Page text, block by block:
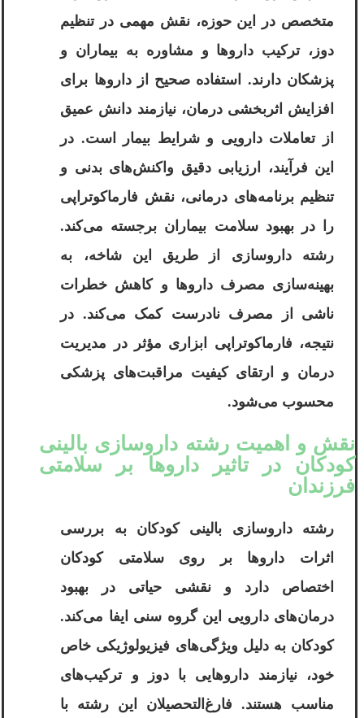
متخصص در این حوزه، نقش مهمی در تنظیم
دوز، ترکیب داروها و مشاوره به بیماران و
پزشکان دارند. استفاده صحیح از داروها برای
افزایش اثربخشی درمان، نیازمند دانش عمیق
از تعاملات دارویی و شرایط بیمار است. در
این فرآیند، ارزیابی دقیق واکنش‌های بدنی و
تنظیم برنامه‌های درمانی، نقش فارماکوتراپی
را در بهبود سلامت بیماران برجسته می‌کند.
رشته داروسازی از طریق این شاخه، به
بهینه‌سازی مصرف داروها و کاهش خطرات
ناشی از مصرف نادرست کمک می‌کند. در
نتیجه، فارماکوتراپی ابزاری مؤثر در مدیریت
درمان و ارتقای کیفیت مراقبت‌های پزشکی
محسوب می‌شود.
نقش و اهمیت رشته داروسازی بالینی
کودکان در تاثیر داروها بر سلامتی
فرزندان
رشته داروسازی بالینی کودکان به بررسی
اثرات داروها بر روی سلامتی کودکان
اختصاص دارد و نقشی حیاتی در بهبود
درمان‌های دارویی این گروه سنی ایفا می‌کند.
کودکان به دلیل ویژگی‌های فیزیولوژیکی خاص
خود، نیازمند داروهایی با دوز و ترکیب‌های
مناسب هستند. فارغ‌التحصیلان این رشته با